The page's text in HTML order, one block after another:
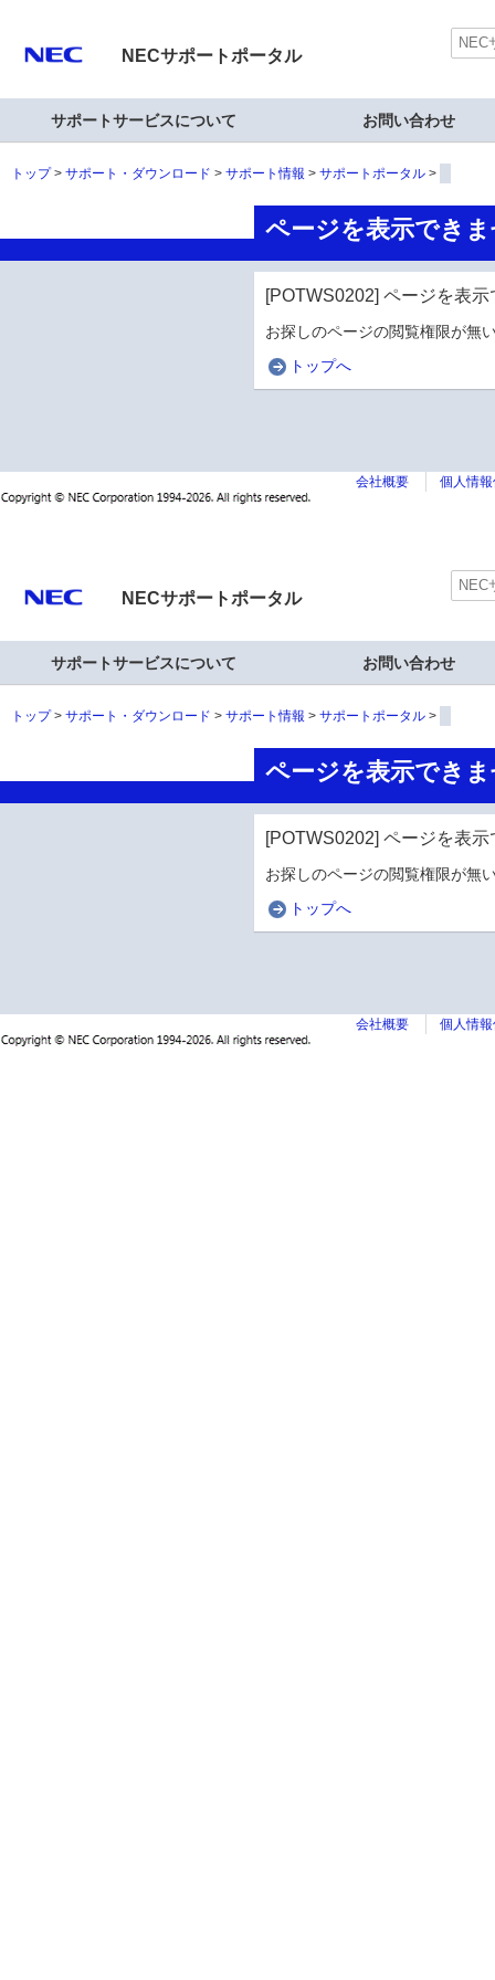
NECサポートポータル
サポートサービスについて お問い合わせ
トップ サポート・ダウンロード サポート情報 サポートポータル
ページを表示でき
[POTWS0202] ページを表
お探しのページの閲覧権限が無
トップへ
会社概要 個人情
NECサポートポータル
サポートサービスについて お問い合わせ
トップ サポート・ダウンロード サポート情報 サポートポータル
ページを表示でき
[POTWS0202] ページを表
お探しのページの閲覧権限が無
トップへ
会社概要 個人情